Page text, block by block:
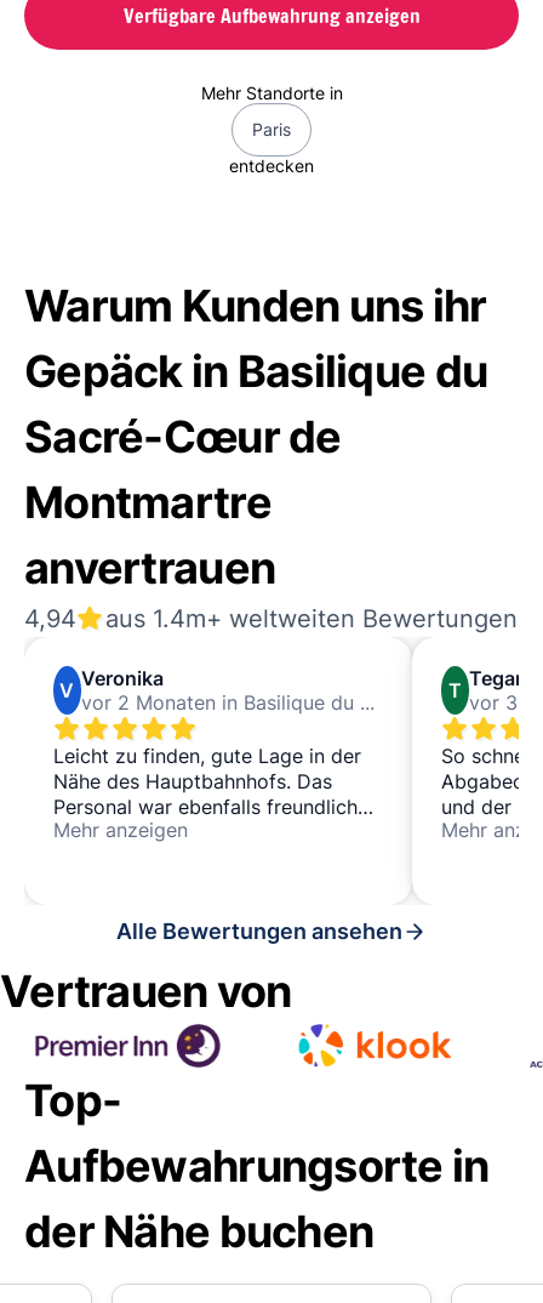
Verfügbare Aufbewahrung anzeigen
Mehr Standorte in
Paris
entdecken
Warum Kunden uns ihr
Gepäck in Basilique du
Sacré-Cœur de
Montmartre
anvertrauen
4,94 aus 1.4m+ weltweiten Bewertungen
V Veronika
vor 2 Monaten in Basilique du Sacré-Cœur de Montmartre
Leicht zu finden, gute Lage in der
Nähe des Hauptbahnhofs. Das
Personal war ebenfalls freundlich
und schnell.
Mehr anzeigen
T Tegan
So schnell
und der
Mehr
Alle Bewertungen ansehen
Vertrauen von
Top-
Aufbewahrungsorte in
der Nähe buchen